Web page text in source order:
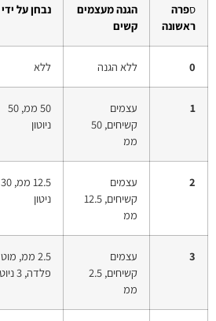
ספרה
ראשונה
הגנה מעצמים
קשים
נבחן על ידי
0 ללא הגנה ללא
1
עצמים
קשיחים, 50
ממ
50 ממ, 50
ניוטון
2
עצמים
קשיחים, 12.5
ממ
12.5 ממ, 30
ניטון
3
עצמים
קשיחים, 2.5
ממ
2.5 ממ, מוט
פלדה, 3 ניוטון